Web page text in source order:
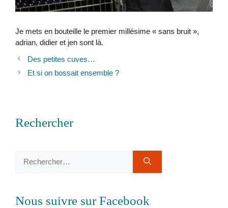
Je mets en bouteille le premier millésime « sans bruit »,
adrian, didier et jen sont là.
Des petites cuves…
Et si on bossait ensemble ?
Rechercher
Nous suivre sur Facebook